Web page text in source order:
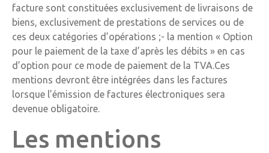
facture sont constituées exclusivement de livraisons de
biens, exclusivement de prestations de services ou de
ces deux catégories d’opérations ;- la mention « Option
pour le paiement de la taxe d’après les débits » en cas
d’option pour ce mode de paiement de la TVA.Ces
mentions devront être intégrées dans les factures
lorsque l’émission de factures électroniques sera
devenue obligatoire.
Les mentions